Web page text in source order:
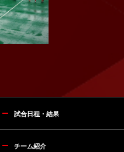
試合日程・結果
チーム紹介